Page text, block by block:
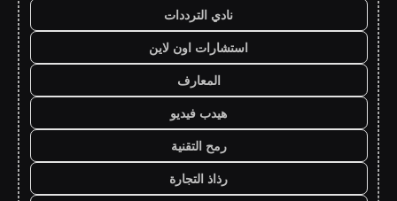
نادي الترددات
استشارات اون لاين
المعارف
هيدب فيديو
رمح التقنية
رذاذ التجارة